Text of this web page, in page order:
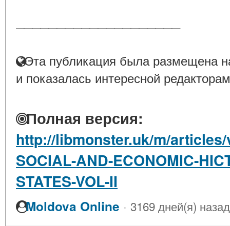
Эта публикация была размещена
и показалась интересной
Полная версия:
http://libmonster.uk/m/articles/
SOCIAL-AND-ECONOMIC-
STATES-VOL-II
Moldova Online · 3169 дней(я) назад